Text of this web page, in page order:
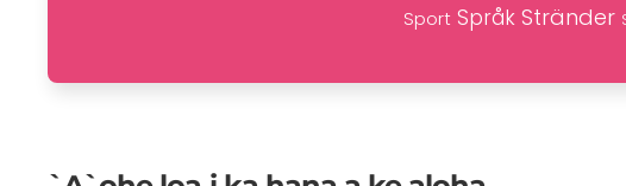
Sport Språk Stränder